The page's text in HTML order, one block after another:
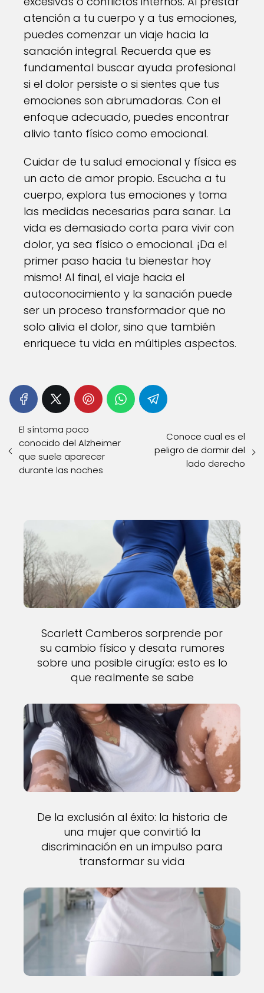
atención a tu cuerpo y a tus emociones,
puedes comenzar un viaje hacia la
sanación integral. Recuerda que es
fundamental buscar ayuda profesional
si el dolor persiste o si sientes que tus
emociones son abrumadoras. Con el
enfoque adecuado, puedes encontrar
alivio tanto físico como emocional.
Cuidar de tu salud emocional y física es
un acto de amor propio. Escucha a tu
cuerpo, explora tus emociones y toma
las medidas necesarias para sanar. La
vida es demasiado corta para vivir con
dolor, ya sea físico o emocional. ¡Da el
primer paso hacia tu bienestar hoy
mismo! Al final, el viaje hacia el
autoconocimiento y la sanación puede
ser un proceso transformador que no
solo alivia el dolor, sino que también
enriquece tu vida en múltiples aspectos.
El síntoma poco
conocido del Alzheimer
que suele aparecer
durante las noches
Conoce cual es el
peligro de dormir del
lado derecho
Scarlett Camberos sorprende por
su cambio físico y desata rumores
sobre una posible cirugía: esto es lo
que realmente se sabe
De la exclusión al éxito: la historia de
una mujer que convirtió la
discriminación en un impulso para
transformar su vida